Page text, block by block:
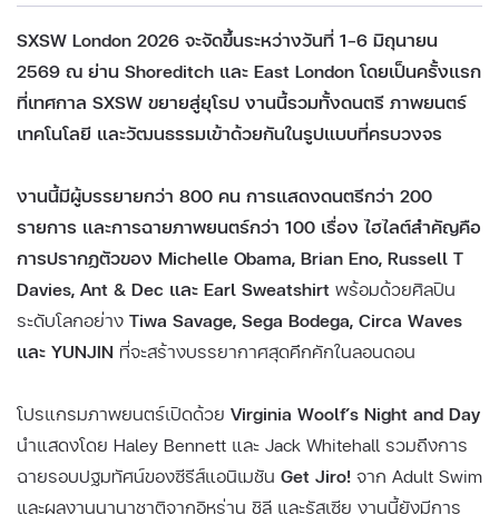
SXSW London 2026 จะจัดขึ้นระหว่างวันที่ 1–6 มิถุนายน
2569 ณ ย่าน Shoreditch และ East London โดยเป็นครั้งแรก
ที่เทศกาล SXSW ขยายสู่ยุโรป งานนี้รวมทั้งดนตรี ภาพยนตร์
เทคโนโลยี และวัฒนธรรมเข้าด้วยกันในรูปแบบที่ครบวงจร
งานนี้มีผู้บรรยายกว่า 800 คน การแสดงดนตรีกว่า 200
รายการ และการฉายภาพยนตร์กว่า 100 เรื่อง ไฮไลต์สำคัญคือ
การปรากฏตัวของ Michelle Obama, Brian Eno, Russell T
Davies, Ant & Dec และ Earl Sweatshirt พร้อมด้วยศิลปิน
ระดับโลกอย่าง Tiwa Savage, Sega Bodega, Circa Waves
และ YUNJIN ที่จะสร้างบรรยากาศสุดคึกคักในลอนดอน
โปรแกรมภาพยนตร์เปิดด้วย Virginia Woolf’s Night and Day
นำแสดงโดย Haley Bennett และ Jack Whitehall รวมถึงการ
ฉายรอบปฐมทัศน์ของซีรีส์แอนิเมชัน Get Jiro! จาก Adult Swim
และผลงานนานาชาติจากอิหร่าน ชิลี และรัสเซีย งานนี้ยังมีการ